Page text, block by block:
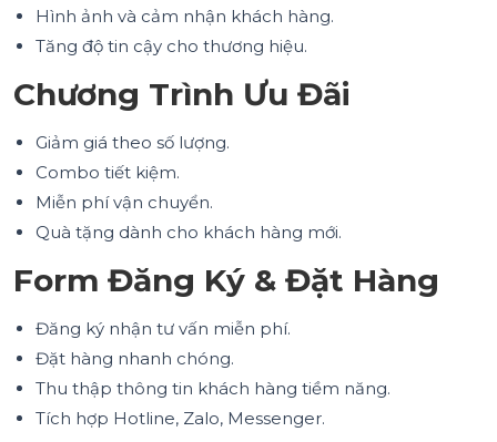
Hình ảnh và cảm nhận khách hàng.
Tăng độ tin cậy cho thương hiệu.
Chương Trình Ưu Đãi
Giảm giá theo số lượng.
Combo tiết kiệm.
Miễn phí vận chuyển.
Quà tặng dành cho khách hàng mới.
Form Đăng Ký & Đặt Hàng
Đăng ký nhận tư vấn miễn phí.
Đặt hàng nhanh chóng.
Thu thập thông tin khách hàng tiềm năng.
Tích hợp Hotline, Zalo, Messenger.